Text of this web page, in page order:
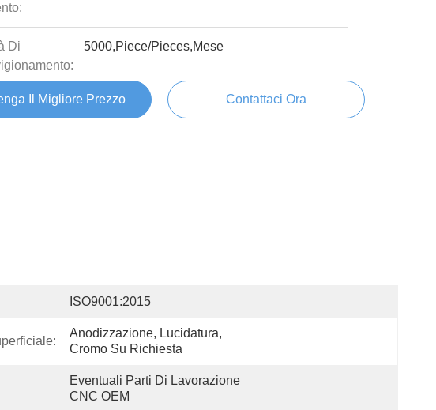
Di
5000,Piece/Pieces,Mese
Il Migliore Prezzo Contattaci Ora
ISO9001:2015
Anodizzazione, Lucidatura,
Cromo Su Richiesta
Eventuali Parti Di Lavorazione
CNC OEM